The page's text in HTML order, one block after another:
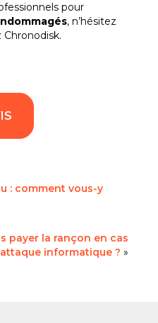
pour
, n’hésitez
: comment vous-y
payer la rançon en cas
informatique ? »